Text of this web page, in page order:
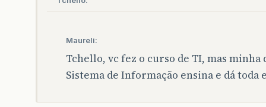
Maureli:
Tchello, vc fez o curso de TI, mas minha
Sistema de Informação ensina e dá toda